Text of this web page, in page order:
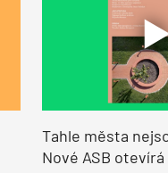
Tahle města
Nové ASB